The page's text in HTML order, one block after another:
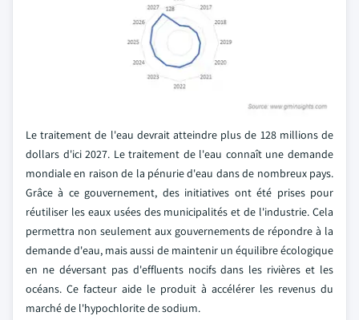
Le traitement de l'eau devrait atteindre plus de 128 millions de
dollars d'ici 2027. Le traitement de l'eau connaît une demande
mondiale en raison de la pénurie d'eau dans de nombreux pays.
Grâce à ce gouvernement, des initiatives ont été prises pour
réutiliser les eaux usées des municipalités et de l'industrie. Cela
permettra non seulement aux gouvernements de répondre à la
demande d'eau, mais aussi de maintenir un équilibre écologique
en ne déversant pas d'effluents nocifs dans les rivières et les
océans. Ce facteur aide le produit à accélérer les revenus du
marché de l'hypochlorite de sodium.